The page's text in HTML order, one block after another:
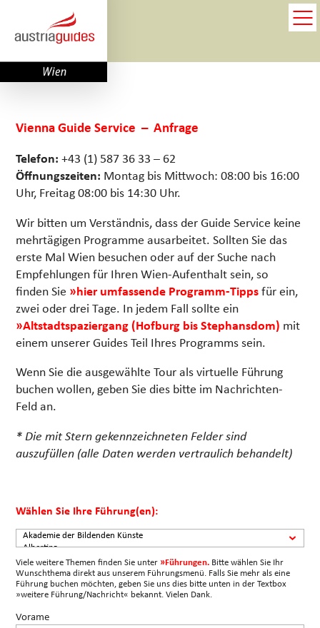
Vienna Guide Service – Anfrage
Telefon: +43 (1) 587 36 33 – 62
Öffnungszeiten: Montag bis Mittwoch: 08:00 bis 16:00
Uhr, Freitag 08:00 bis 14:30 Uhr.
Wir bitten um Verständnis, dass der Guide Service keine
mehrtägigen Programme ausarbeitet. Sollten Sie das
erste Mal Wien besuchen oder auf der Suche nach
Empfehlungen für Ihren Wien-Aufenthalt sein, so
finden Sie »hier umfassende Programm-Tippsfür ein,
zwei oder drei Tage. In jedem Fall sollte ein
»Altstadtspaziergang (Hofburg bis Stephansdom) mit
einem unserer Guides Teil Ihres Programms sein.
Wenn Sie die ausgewählte Tour als virtuelle Führung
buchen wollen, geben Sie dies bitte im Nachrichten-
Feld an.
* Die mit Stern gekennzeichneten Felder sind
auszufüllen (alle Daten werden vertraulich behandelt)
Wählen Sie Ihre Führung(en):
Viele weitere Themen finden Sie unter »Führungen. Bitte wählen Sie Ihr
Wunschthema direkt aus unserem Führungsmenü. Falls Sie mehr als eine
Führung buchen möchten, geben Sie uns dies bitte unten in der Textbox
»weitere Führung/Nachricht« bekannt. Vielen Dank.
Vorame